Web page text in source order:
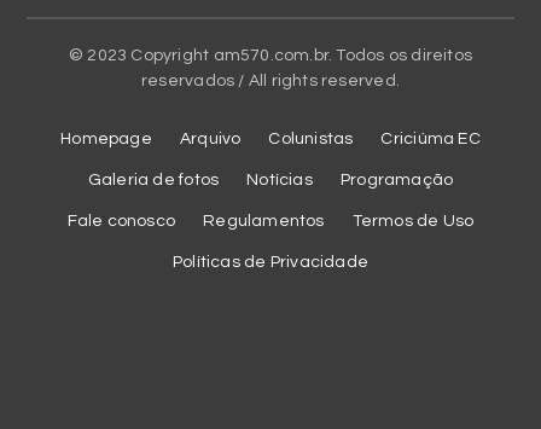
© 2023 Copyright am570.com.br. Todos os direitos
reservados / All rights reserved.
Homepage Arquivo Colunistas Criciúma EC
Galeria de fotos Notícias Programação
Fale conosco Regulamentos Termos de Uso
Políticas de Privacidade